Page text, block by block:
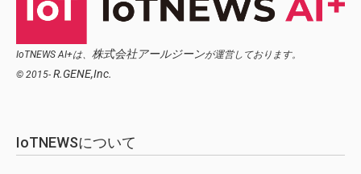
IoTNEWS AI+は、 株式会社アールジーンが運営しております。
© 2015- R.GENE,Inc.
IoTNEWSについて